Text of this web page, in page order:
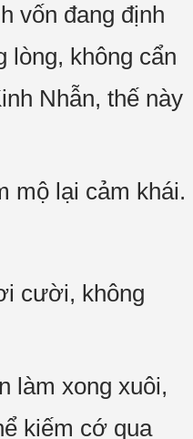
vốn đang định
lòng, không cẩn
Nhẫn, thế này
mộ lại cảm khái.
cười, không
làm xong xuôi,
kiếm cớ qua